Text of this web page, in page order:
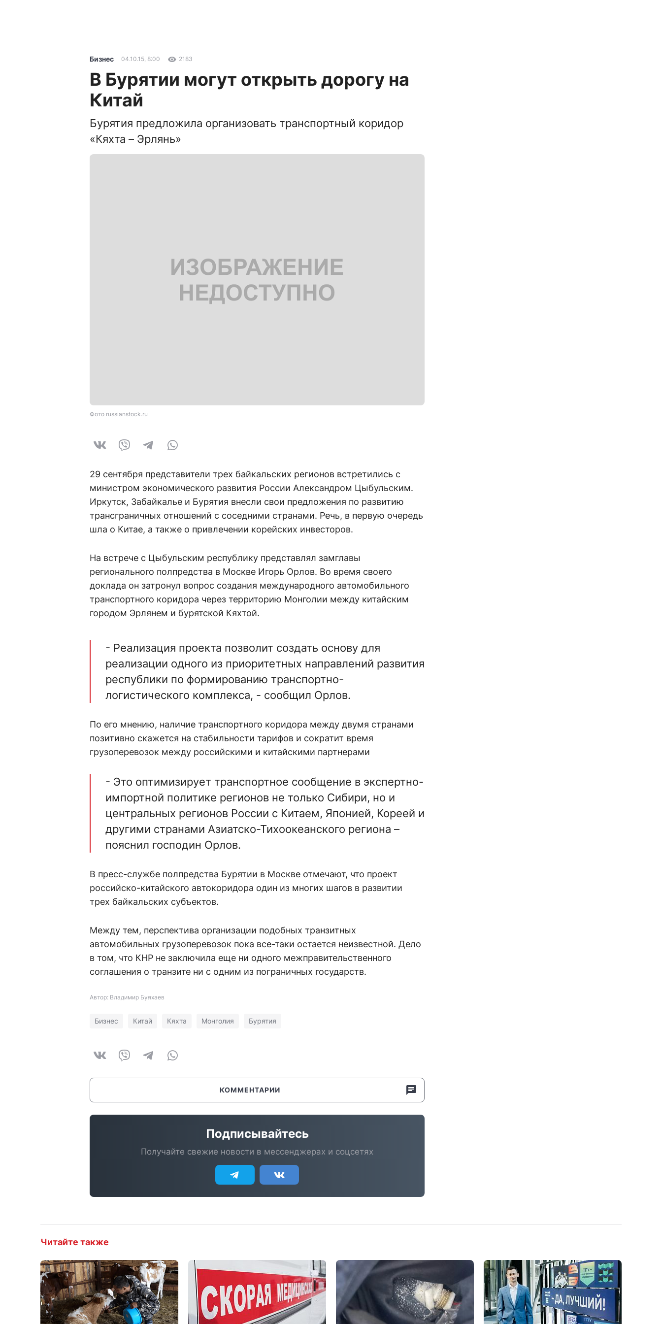
Бизнес 04.10.15, 8:00 2183
В Бурятии могут открыть дорогу на
Китай
Бурятия предложила организовать транспортный коридор
«Кяхта – Эрлянь»
Фото russianstock.ru
29 сентября представители трех байкальских регионов встретились с
министром экономического развития России Александром Цыбульским.
Иркутск, Забайкалье и Бурятия внесли свои предложения по развитию
трансграничных отношений с соседними странами. Речь, в первую очередь
шла о Китае, а также о привлечении корейских инвесторов.
На встрече с Цыбульским республику представлял замглавы
регионального полпредства в Москве Игорь Орлов. Во время своего
доклада он затронул вопрос создания международного автомобильного
транспортного коридора через территорию Монголии между китайским
городом Эрлянем и бурятской Кяхтой.
- Реализация проекта позволит создать основу для
реализации одного из приоритетных направлений развития
республики по формированию транспортно-
логистического комплекса, - сообщил Орлов.
По его мнению, наличие транспортного коридора между двумя странами
позитивно скажется на стабильности тарифов и сократит время
грузоперевозок между российскими и китайскими партнерами
- Это оптимизирует транспортное сообщение в экспертно-
импортной политике регионов не только Сибири, но и
центральных регионов России с Китаем, Японией, Кореей и
другими странами Азиатско-Тихоокеанского региона –
пояснил господин Орлов.
В пресс-службе полпредства Бурятии в Москве отмечают, что проект
российско-китайского автокоридора один из многих шагов в развитии
трех байкальских субъектов.
Между тем, перспектива организации подобных транзитных
автомобильных грузоперевозок пока все-таки остается неизвестной. Дело
в том, что КНР не заключила еще ни одного межправительственного
соглашения о транзите ни с одним из пограничных государств.
Автор: Владимир Буяхаев
Бизнес Китай Кяхта Монголия Бурятия
КОММЕНТАРИИ
Подписывайтесь
Получайте свежие новости в мессенджерах и соцсетях
Читайте также